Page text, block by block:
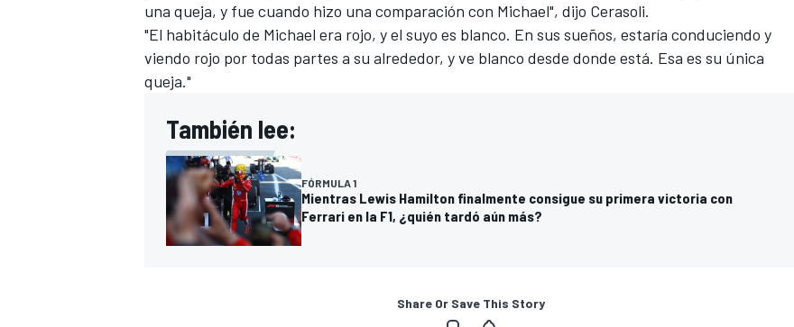
una queja, y fue cuando hizo una comparación con Michael", dijo Cerasoli.
"El habitáculo de Michael era rojo, y el suyo es blanco. En sus sueños, estaría conduciendo y
viendo rojo por todas partes a su alrededor, y ve blanco desde donde está. Esa es su única
queja."
También lee:
FÓRMULA 1
Mientras Lewis Hamilton finalmente consigue su primera victoria con
Ferrari en la F1, ¿quién tardó aún más?
Share Or Save This Story